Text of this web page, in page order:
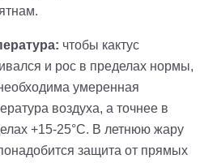
чтобы кактус
и рос в пределах нормы,
умеренная
воздуха, а точнее в
+15-25°С. В летнюю жару
защита от прямых